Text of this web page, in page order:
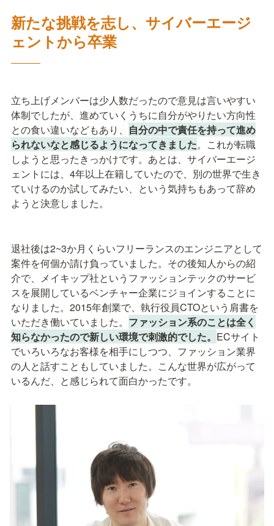
新たな挑戦を志し、サイバーエージ
ェントから卒業
―――
立ち上げメンバーは少人数だったので意見は言いやすい
体制でしたが、進めていくうちに自分がやりたい方向性
との食い違いなどもあり、 自分の中で責任を持って進め
られないなと感じるようになってきました。これが転職
しようと思ったきっかけです。あとは、サイバーエージ
ェントには、4年以上在籍していたので、別の世界で生き
ていけるのか試してみたい、という気持ちもあって辞め
ようと決意しました。
退社後は2~3か月くらいフリーランスのエンジニアとして
案件を何個か請け負っていました。その後知人からの紹
介で、メイキップ社というファッションテックのサービ
スを展開しているベンチャー企業にジョインすることに
なりました。2015年創業で、執行役員CTOという肩書を
いただき働いていました。 ファッション系のことは全く
知らなかったので新しい環境で刺激的でした。 ECサイト
でいろいろなお客様を相手にしつつ、ファッション業界
の人と話すこともしていました。こんな世界が広がって
いるんだ、と感じられて面白かったです。